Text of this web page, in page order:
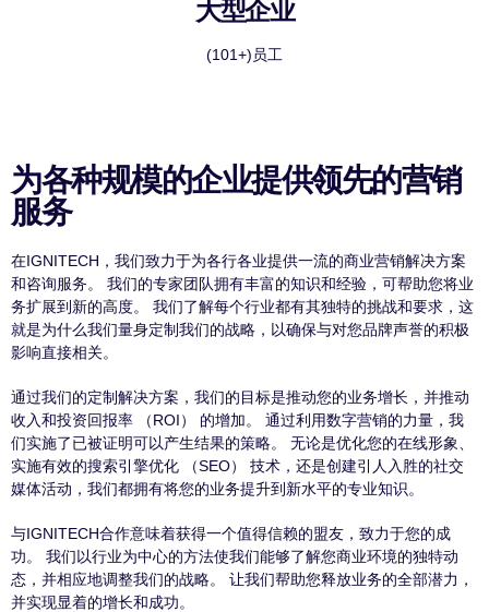
大型企业
(101+)员工
为各种规模的企业提供领先的营销
服务
在IGNITECH，我们致力于为各行各业提供一流的商业营销解决方案
和咨询服务。 我们的专家团队拥有丰富的知识和经验，可帮助您将业
务扩展到新的高度。 我们了解每个行业都有其独特的挑战和要求，这
就是为什么我们量身定制我们的战略，以确保与对您品牌声誉的积极
影响直接相关。
通过我们的定制解决方案，我们的目标是推动您的业务增长，并推动
收入和投资回报率 （ROI） 的增加。 通过利用数字营销的力量，我
们实施了已被证明可以产生结果的策略。 无论是优化您的在线形象、
实施有效的搜索引擎优化 （SEO） 技术，还是创建引人入胜的社交
媒体活动，我们都拥有将您的业务提升到新水平的专业知识。
与IGNITECH合作意味着获得一个值得信赖的盟友，致力于您的成
功。 我们以行业为中心的方法使我们能够了解您商业环境的独特动
态，并相应地调整我们的战略。 让我们帮助您释放业务的全部潜力，
并实现显着的增长和成功。